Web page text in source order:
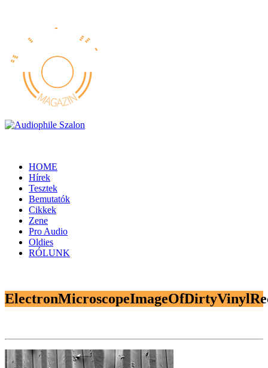
HOME
Hírek
Tesztek
Bemutatók
Cikkek
Zene
Pro Audio
Oldies
RÓLUNK